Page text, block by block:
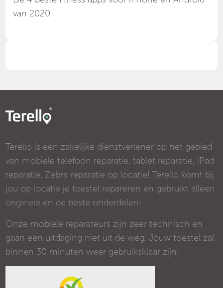
van 2020
Terello is een zakelijke dienstverlener op het gebied
van mobiele telefoon reparatie, tablet reparatie, iPad
reparatie, Zebra reparatie op locatie! Terello komt bij
jou op locatie je toestel repareren en gebruikt alleen
originele en de beste onderdelen!
Onze mobiele reparateurs zijn zeer technisch en
gaan een uitdaging niet uit de weg. Jouw toestel zal
binnen 30 minuten weer gebruiksklaar zijn!